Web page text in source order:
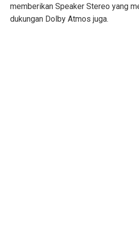
memberikan Speaker Stereo yang
dukungan Dolby Atmos juga.